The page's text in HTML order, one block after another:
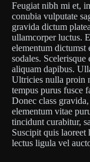
Feugiat nibh mi et,
conubia vulputate
gravida dictum
ullamcorper luctus.
elementum
sodales.
aliquam dapibus.
Ultricies nulla proin
tempus purus fusce
Donec class
elementum vitae
tincidunt curabitur,
Suscipit quis laoreet
lectus ligula vel